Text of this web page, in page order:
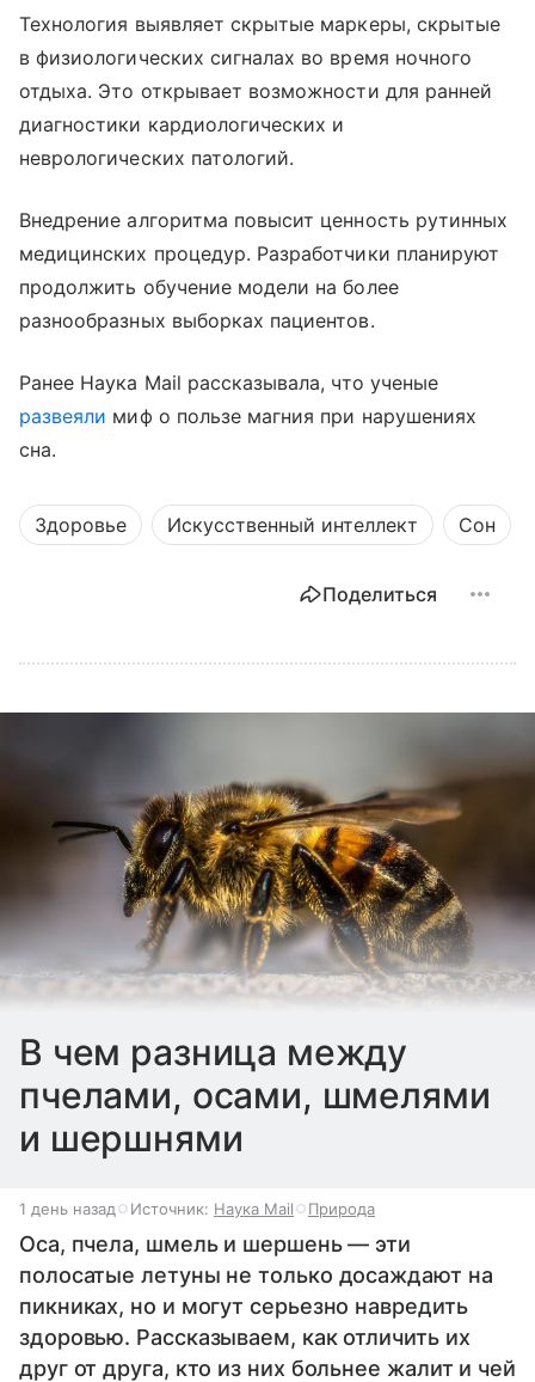
Технология выявляет скрытые маркеры, скрытые
в физиологических сигналах во время ночного
отдыха. Это открывает возможности для ранней
диагностики кардиологических и
неврологических патологий.
Внедрение алгоритма повысит ценность рутинных
медицинских процедур. Разработчики планируют
продолжить обучение модели на более
разнообразных выборках пациентов.
Ранее Наука Mail рассказывала, что ученые
развеяли миф о пользе магния при нарушениях
сна.
Здоровье Искусственный интеллект Сон
Поделиться
В чем разница между
пчелами, осами, шмелями
и шершнями
1 день назад Источник: Наука Mail Природа
Оса, пчела, шмель и шершень — эти
полосатые летуны не только досаждают на
пикниках, но и могут серьезно навредить
здоровью. Рассказываем, как отличить их
друг от друга, кто из них больнее жалит и чей